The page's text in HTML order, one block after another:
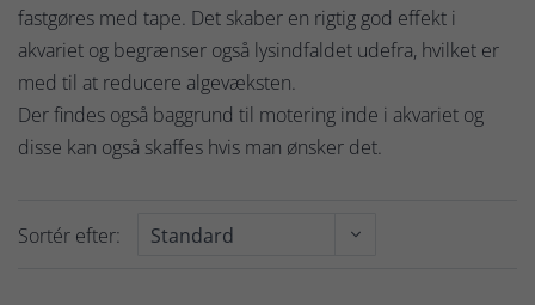
fastgøres med tape. Det skaber en rigtig god effekt i
akvariet og begrænser også lysindfaldet udefra, hvilket er
med til at reducere algevæksten.
Der findes også baggrund til motering inde i akvariet og
disse kan også skaffes hvis man ønsker det.
Sortér efter: